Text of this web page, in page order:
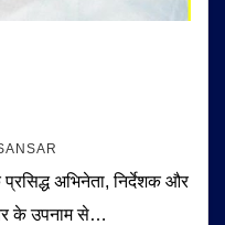
अभिनेता, निर्देशक और
के उपनाम से…